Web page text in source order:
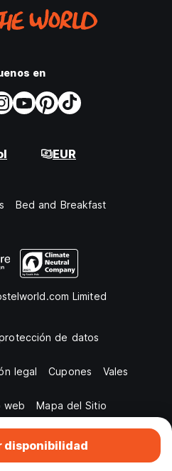
disponibilidad
en
EUR
Bed and Breakfast
Limited
de datos
legal Cupones Vales
web Mapa del Sitio